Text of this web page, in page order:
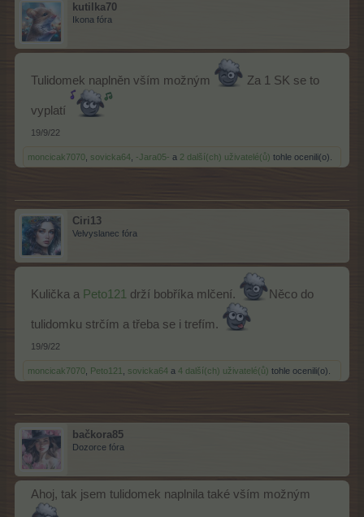
kutilka70
Ikona fóra
Tulidomek naplněn vším možným Za 1 SK se to
vyplatí
19/9/22
moncicak7070, sovicka64, -Jara05- a 2 další(ch) uživatelé(ů) tohle ocenili(o).
Ciri13
Velvyslanec fóra
Kulička a Peto121 drží bobříka mlčení. Něco do
tulidomku strčím a třeba se i trefím.
19/9/22
moncicak7070, Peto121, sovicka64 a 4 další(ch) uživatelé(ů) tohle ocenili(o).
bačkora85
Dozorce fóra
Ahoj, tak jsem tulidomek naplnila také vším možným